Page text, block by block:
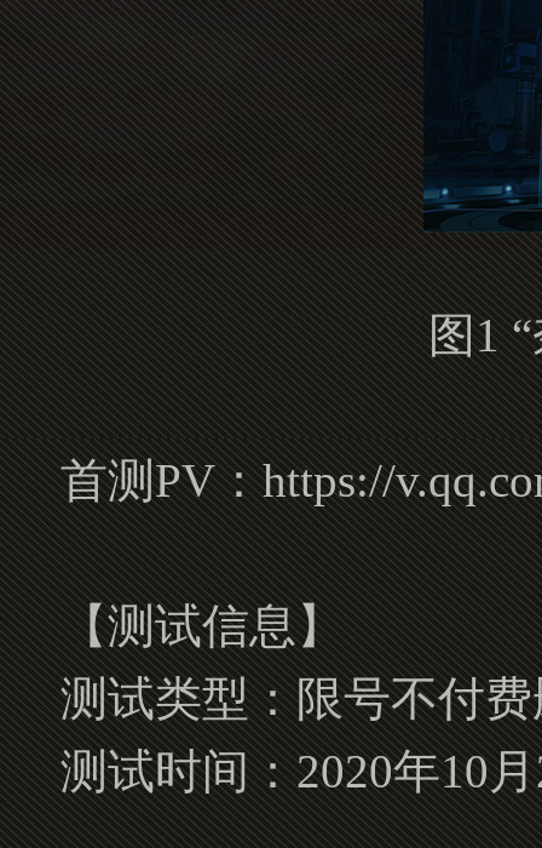
图1
首测PV：https://
【测试信息】
测试类型：限号不付
测试时间：2020年10